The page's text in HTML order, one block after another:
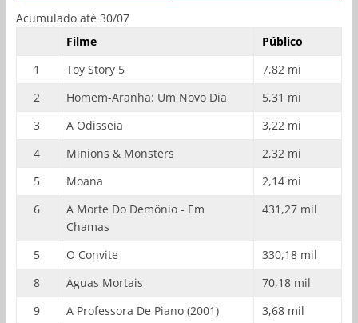
Acumulado até 30/07
Filme
Público
1
Toy Story 5
7,82 mi
2
Homem-Aranha: Um Novo Dia
5,31 mi
3
A Odisseia
3,22 mi
4
Minions & Monsters
2,32 mi
5
Moana
2,14 mi
6
A Morte Do Demônio - Em
Chamas
431,27 mil
5 O Convite
330,18 mil
8
Águas Mortais
70,18 mil
9
A Professora De Piano (2001)
3,68 mil